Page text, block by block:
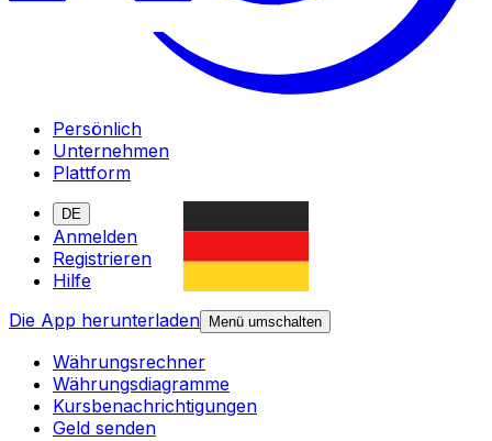
Persönlich
Unternehmen
Plattform
DE
Anmelden
Registrieren
Hilfe
Die App herunterladen
Menü umschalten
Währungsrechner
Währungsdiagramme
Kursbenachrichtigungen
Geld senden